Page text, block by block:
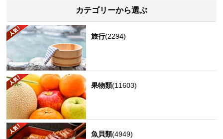
カテゴリーから選ぶ
旅行(2294)
果物類(11603)
魚貝類(4949)